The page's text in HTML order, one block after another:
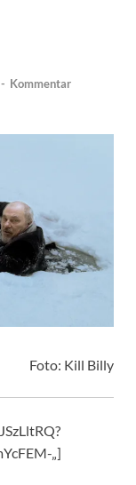
- Kommentar
Foto: Kill Billy
„]